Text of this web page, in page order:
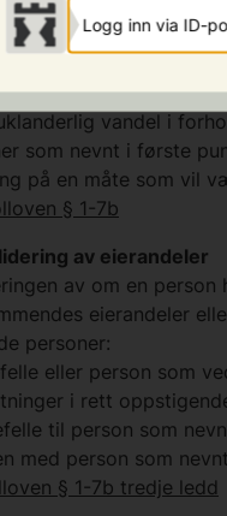
Logg inn via ID-
daglig leder
vandel i
som nevnt i første
på en måte som vil
§ 1-7b
av eierandeler
av om en
eierandeler
personer:
eller person som
i rett
til person som
med person som
§ 1-7b tredje ledd